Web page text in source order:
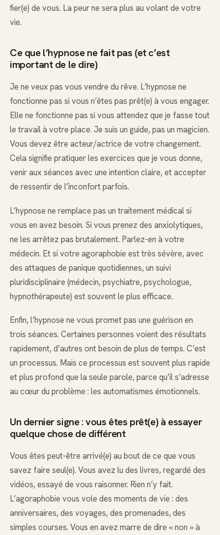
fier(e) de vous. La peur ne sera plus au volant de votre
vie.
Ce que l’hypnose ne fait pas (et c’est
important de le dire)
Je ne veux pas vous vendre du rêve. L’hypnose ne
fonctionne pas si vous n’êtes pas prêt(e) à vous engager.
Elle ne fonctionne pas si vous attendez que je fasse tout
le travail à votre place. Je suis un guide, pas un magicien.
Vous devez être acteur/actrice de votre changement.
Cela signifie pratiquer les exercices que je vous donne,
venir aux séances avec une intention claire, et accepter
de ressentir de l’inconfort parfois.
L’hypnose ne remplace pas un traitement médical si
vous en avez besoin. Si vous prenez des anxiolytiques,
ne les arrêtez pas brutalement. Parlez-en à votre
médecin. Et si votre agoraphobie est très sévère, avec
des attaques de panique quotidiennes, un suivi
pluridisciplinaire (médecin, psychiatre, psychologue,
hypnothérapeute) est souvent le plus efficace.
Enfin, l’hypnose ne vous promet pas une guérison en
trois séances. Certaines personnes voient des résultats
rapidement, d’autres ont besoin de plus de temps. C’est
un processus. Mais ce processus est souvent plus rapide
et plus profond que la seule parole, parce qu’il s’adresse
au cœur du problème : les automatismes émotionnels.
Un dernier signe : vous êtes prêt(e) à essayer
quelque chose de différent
Vous êtes peut-être arrivé(e) au bout de ce que vous
savez faire seul(e). Vous avez lu des livres, regardé des
vidéos, essayé de vous raisonner. Rien n’y fait.
L’agoraphobie vous vole des moments de vie : des
anniversaires, des voyages, des promenades, des
simples courses. Vous en avez marre de dire « non » à